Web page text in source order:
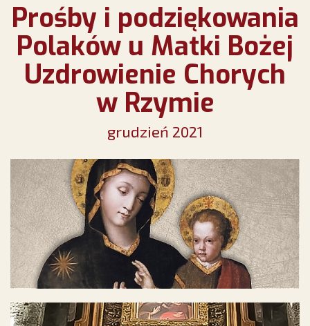
Prośby i podziękowania
Polaków u Matki Bożej
Uzdrowienie Chorych
w Rzymie
grudzień 2021